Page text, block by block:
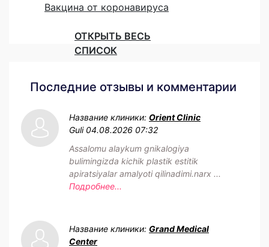
Вакцина от коронавируса
ОТКРЫТЬ ВЕСЬ
СПИСОК
Последние отзывы и комментарии
Название клиники: Orient Clinic
Guli 04.08.2026 07:32
Assalomu alaykum gnikalogiya
bulimingizda kichik plastik estitik
apiratsiyalar amalyoti qilinadimi.narx ...
Подробнее...
Название клиники: Grand Medical
Center